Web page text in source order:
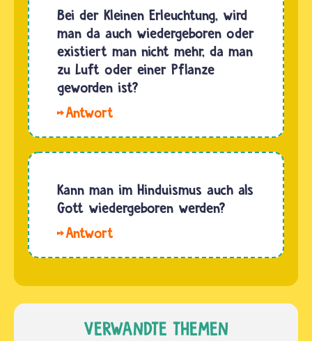
Anzahl
bleibt im
Universum
immer…
und
Buddhisten
glauben,
dass die
Seele
eines
Menschen
nach
dem Tod
Bei der Kleinen Erleuchtung, wird
man da auch wiedergeboren oder
existiert man nicht mehr, da man
zu Luft oder einer Pflanze
geworden ist?
Während
Kleinen
Erleuchtung
Seele in
einem
bedeutet
Kann man im Hinduismus auch als
Gott wiedergeboren werden?
glauben,
dass die
Seele inVERWANDTE THEMEN